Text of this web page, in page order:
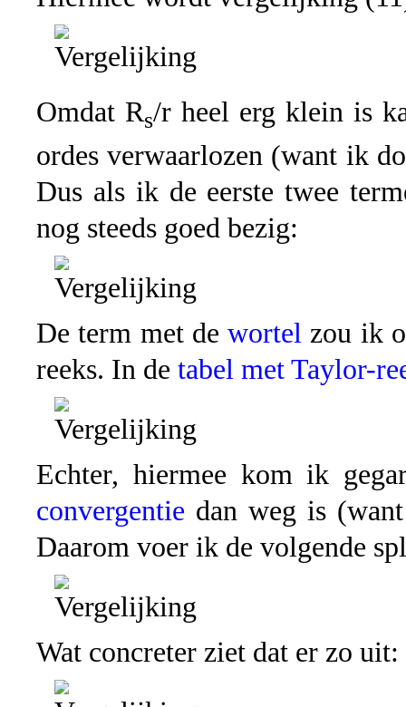
Omdat Rs/r heel erg klein is
ordes verwaarlozen (want ik
Dus als ik de eerste twee
nog steeds goed bezig:
De term met de wortel zou ik
reeks. In de tabel met Taylor-
Echter, hiermee kom ik
convergentie dan weg is
Daarom voer ik de volgende
Wat concreter ziet dat er zo uit: